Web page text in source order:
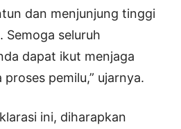
dan menjunjung tinggi
Semoga seluruh
dapat ikut menjaga
pemilu,” ujarnya.
ini, diharapkan